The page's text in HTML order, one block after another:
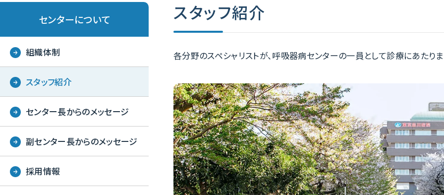
スタッフ紹介
各分野のスペシャリストが、呼吸器病センターの一員として診療にあたりま
センターについて
組織体制
スタッフ紹介
センター長からのメッセージ
副センター長からのメッセージ
採用情報